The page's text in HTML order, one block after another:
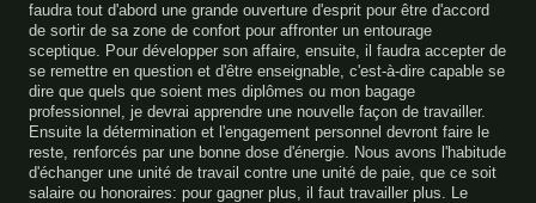
faudra tout d'abord une grande ouverture d'esprit pour être d'accord
de sortir de sa zone de confort pour affronter un entourage
sceptique. Pour développer son affaire, ensuite, il faudra accepter de
se remettre en question et d'être enseignable, c'est-à-dire capable se
dire que quels que soient mes diplômes ou mon bagage
professionnel, je devrai apprendre une nouvelle façon de travailler.
Ensuite la détermination et l'engagement personnel devront faire le
reste, renforcés par une bonne dose d'énergie. Nous avons l'habitude
d'échanger une unité de travail contre une unité de paie, que ce soit
salaire ou honoraires: pour gagner plus, il faut travailler plus. Le